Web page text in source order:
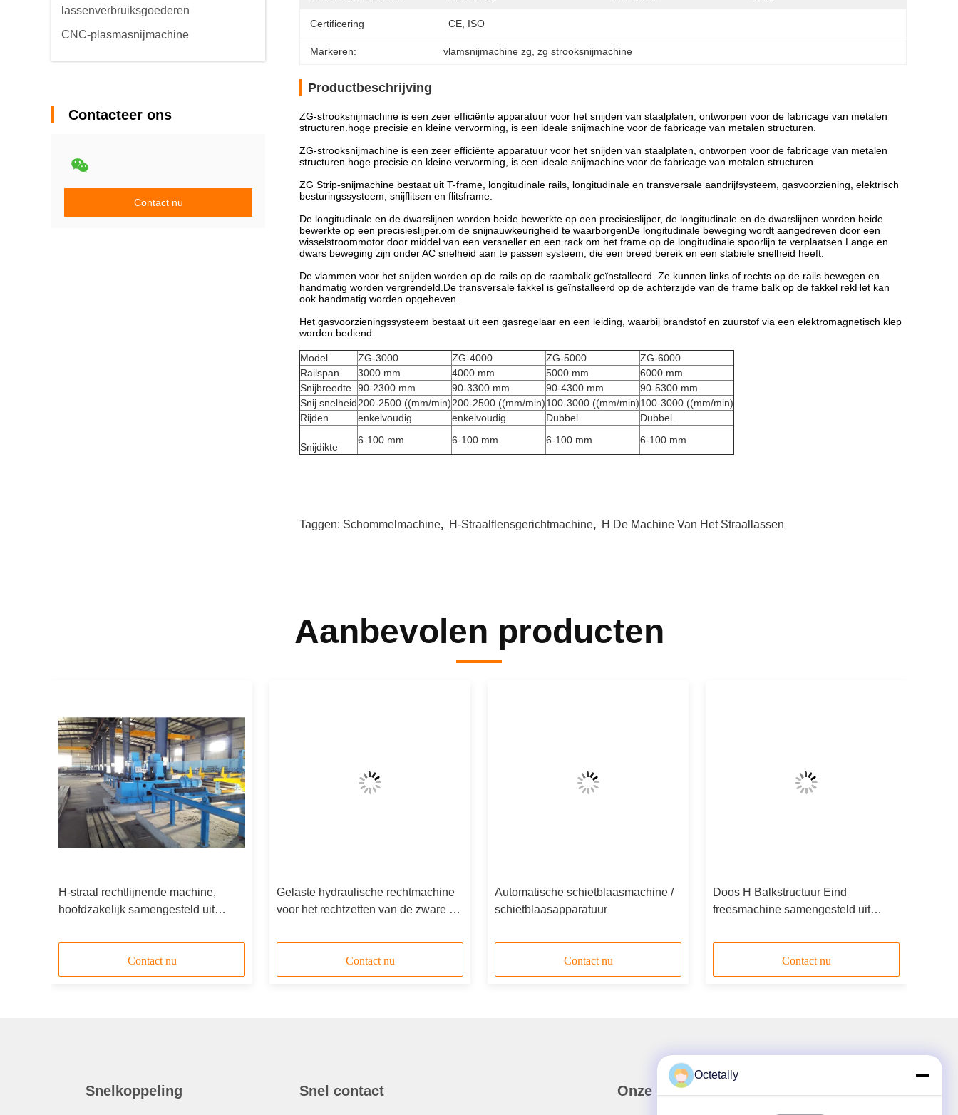
lassenverbruiksgoederen
CNC-plasmasnijmachine
Contacteer ons
Contact nu
Certificering CE, ISO
Markeren: vlamsnijmachine zg , zg strooksnijmachine
Productbeschrijving
ZG-strooksnijmachine is een zeer efficiënte apparatuur voor het snijden van staalplaten, ontworpen voor de fabricage van metalen
structuren.hoge precisie en kleine vervorming, is een ideale snijmachine voor de fabricage van metalen structuren.
ZG-strooksnijmachine is een zeer efficiënte apparatuur voor het snijden van staalplaten, ontworpen voor de fabricage van metalen
structuren.hoge precisie en kleine vervorming, is een ideale snijmachine voor de fabricage van metalen structuren.
ZG Strip-snijmachine bestaat uit T-frame, longitudinale rails, longitudinale en transversale aandrijfsysteem, gasvoorziening, elektrisch
besturingssysteem, snijflitsen en flitsframe.
De longitudinale en de dwarslijnen worden beide bewerkte op een precisieslijper, de longitudinale en de dwarslijnen worden beide
bewerkte op een precisieslijper.om de snijnauwkeurigheid te waarborgenDe longitudinale beweging wordt aangedreven door een
wisselstroommotor door middel van een versneller en een rack om het frame op de longitudinale spoorlijn te verplaatsen.Lange en
dwars beweging zijn onder AC snelheid aan te passen systeem, die een breed bereik en een stabiele snelheid heeft.
De vlammen voor het snijden worden op de rails op de raambalk geïnstalleerd. Ze kunnen links of rechts op de rails bewegen en
handmatig worden vergrendeld.De transversale fakkel is geïnstalleerd op de achterzijde van de frame balk op de fakkel rekHet kan
ook handmatig worden opgeheven.
Het gasvoorzieningssysteem bestaat uit een gasregelaar en een leiding, waarbij brandstof en zuurstof via een elektromagnetisch klep
worden bediend.
Model ZG-3000 ZG-4000 ZG-5000
ZG-6000
Railspan
3000 mm 4000 mm 5000 mm
6000 mm
Snijbreedte 90-2300 mm 90-3300 mm 90-4300 mm
90-5300 mm
Snij snelheid200-2500 ((mm/min)200-2500 ((mm/min)100-3000 ((mm/min)100-3000 ((mm/min)
Rijden
enkelvoudig enkelvoudig Dubbel. Dubbel.
Snijdikte
6-100 mm 6-100 mm 6-100 mm 6-100 mm
Taggen: Schommelmachine, H-Straalflensgerichtmachine, H De Machine Van Het Straallassen
Aanbevolen producten
H-straal rechtlijnende machine,
hoofdzakelijk samengesteld uit
Contact nu
Gelaste hydraulische rechtmachine
voor het rechtzetten van de zware H-
Contact nu
Automatische schietblaasmachine /
schietblaasapparatuur
Contact nu
Doos H Balkstructuur Eind
freesmachine samengesteld uit
Contact nu
Snelkoppeling Snel contact Onze Nieuwsbrief
Octetally